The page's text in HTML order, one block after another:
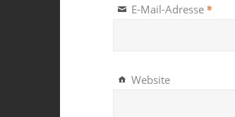
E-Mail-Adresse *
Website